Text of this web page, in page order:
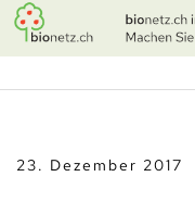
23. Dezember 2017